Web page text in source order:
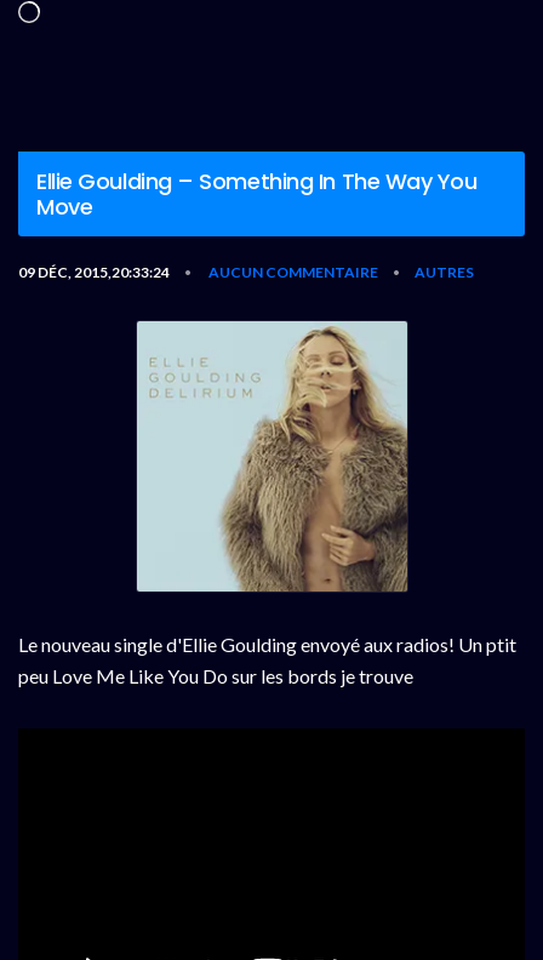
Chargement…
Ellie Goulding – Something In The Way You
Move
09 DÉC, 2015,20:33:24 • AUCUN COMMENTAIRE • AUTRES
Le nouveau single d'Ellie Goulding envoyé aux radios! Un ptit
peu Love Me Like You Do sur les bords je trouve